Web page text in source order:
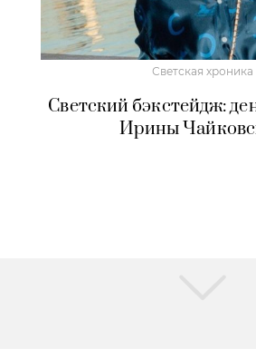
Светская хроника
Светский бэкстейдж:
Ирины